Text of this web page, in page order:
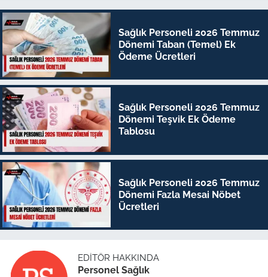
Sağlık Personeli 2026 Temmuz
Dönemi Taban (Temel) Ek
Ödeme Ücretleri
Sağlık Personeli 2026 Temmuz
Dönemi Teşvik Ek Ödeme
Tablosu
Sağlık Personeli 2026 Temmuz
Dönemi Fazla Mesai Nöbet
Ücretleri
EDITÖR HAKKINDA
Personel Sağlık